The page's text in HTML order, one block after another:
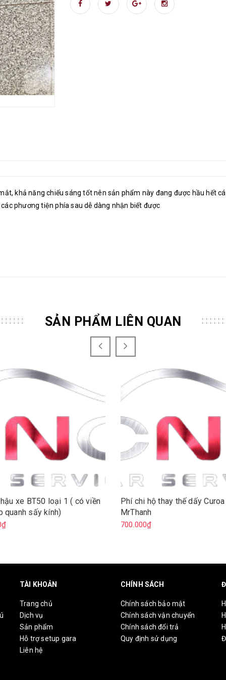
khả năng chiếu sáng tốt nên sản phẩm này đang được hầu hết
phương tiện phía sau dễ dàng nhận biết được
SẢN PHẨM LIÊN QUAN
xe BT50 loại 1 ( có viền
quanh sấy kính)
Phí chi hộ thay thế dấy
MrThanh
700.000₫
TÀI KHOẢN
Trang chủ
Dịch vụ
Sản phẩm
Hỗ trợ setup gara
Liên hệ
CHÍNH SÁCH
Chính sách bảo mật
Chính sách vận chuyển
Chính sách đổi trả
Quy định sử dụng